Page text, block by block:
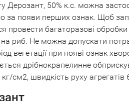
Дерозант, 50% к.с. можна
за появи перших ознак. Щоб
провести багаторазові
риб. Не можна допускати
вегетації при появі ознак
дрібнокрапелинне
см2, швидкість руху